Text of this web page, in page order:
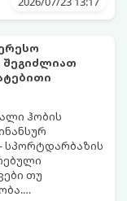
შეგიძლიათ
ჰობის
სპორტდარბაზის
თუ